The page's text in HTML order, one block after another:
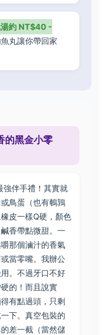
約 NT$40 -
丸讓你帶回家
的黑金小零
強伴手禮！其實就
鳥蛋（也有鵪鶉
皮一樣Q硬，顏色
香帶點微甜。一
那個滷汁的香氣
當零嘴。我辦公
。不過牙口不好
的！而且說實
有點過頭，只剩
下。真空包裝的
差一截（當然儲